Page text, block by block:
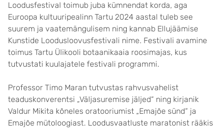
Loodusfestival toimub juba kümnendat korda, aga
Euroopa kultuuripealinn Tartu 2024 aastal tuleb see
suurem ja vaatemängulisem ning kannab Ellujäämise
Kunstide Loodusloovusfestivali nime. Festivali avamine
toimus Tartu Ülikooli botaanikaaia roosimajas, kus
tutvustati kuulajatele festivali programmi.
Professor Timo Maran tutvustas rahvusvahelist
teaduskonverentsi „Väljasuremise jäljed“ ning kirjanik
Valdur Mikita kõneles oratooriumist „Emajõe sünd“ ja
Emajõe mütoloogiast. Loodusvaatluste maratonist rääkis